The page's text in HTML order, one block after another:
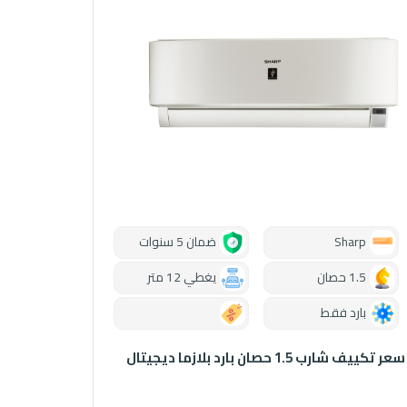
بارد فقط
ضمان 5 سنوات
يغطي 12 متر
سعر تكييف شارب 1.5 حصان بارد بلازما ديجيتال